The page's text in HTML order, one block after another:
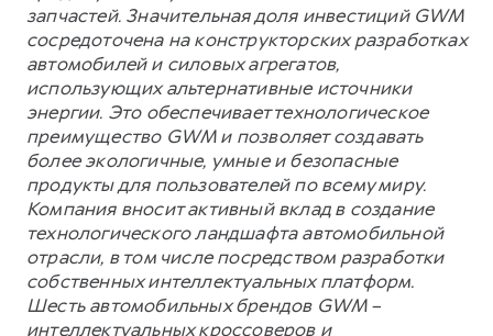
запчастей. Значительная доля инвестиций GWM
сосредоточена на конструкторских разработках
автомобилей и силовых агрегатов,
использующих альтернативные источники
энергии. Это обеспечивает технологическое
преимущество GWM и позволяет создавать
более экологичные, умные и безопасные
продукты для пользователей по всему миру.
Компания вносит активный вклад в создание
технологического ландшафта автомобильной
отрасли, в том числе посредством разработки
собственных интеллектуальных платформ.
Шесть автомобильных брендов GWM –
интеллектуальных кроссоверов и